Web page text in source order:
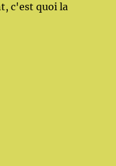
c'est quoi la